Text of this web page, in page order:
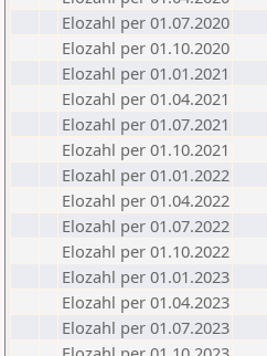
Elozahl per 01.07.2020
Elozahl per 01.10.2020
Elozahl per 01.01.2021
Elozahl per 01.04.2021
Elozahl per 01.07.2021
Elozahl per 01.10.2021
Elozahl per 01.01.2022
Elozahl per 01.04.2022
Elozahl per 01.07.2022
Elozahl per 01.10.2022
Elozahl per 01.01.2023
Elozahl per 01.04.2023
Elozahl per 01.07.2023